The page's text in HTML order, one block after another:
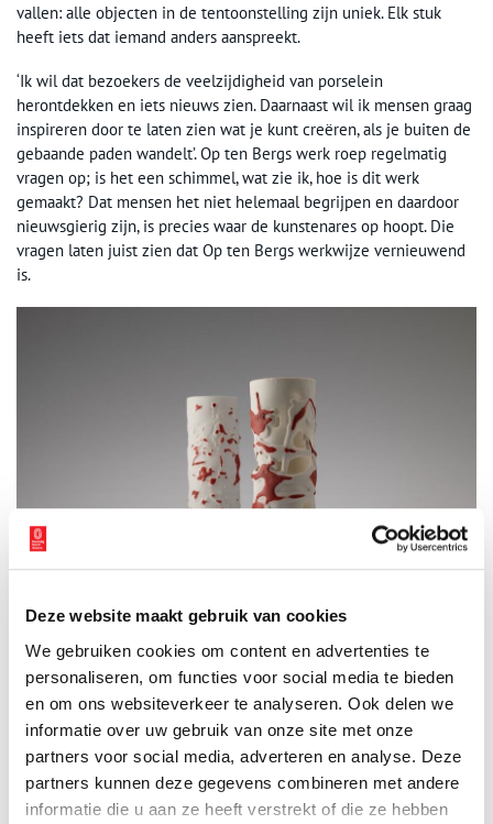
Deze website maakt gebruik van cookies
We gebruiken cookies om content en advertenties te
personaliseren, om functies voor social media te bieden
en om ons websiteverkeer te analyseren. Ook delen we
informatie over uw gebruik van onze site met onze
partners voor social media, adverteren en analyse. Deze
partners kunnen deze gegevens combineren met andere
informatie die u aan ze heeft verstrekt of die ze hebben
vallen: alle objecten in de tentoonstelling zijn uniek. Elk stuk
heeft iets dat iemand anders aanspreekt.
‘Ik wil dat bezoekers de veelzijdigheid van porselein
herontdekken en iets nieuws zien. Daarnaast wil ik mensen graag
inspireren door te laten zien wat je kunt creëren, als je buiten de
gebaande paden wandelt’. Op ten Bergs werk roep regelmatig
vragen op; is het een schimmel, wat zie ik, hoe is dit werk
gemaakt? Dat mensen het niet helemaal begrijpen en daardoor
nieuwsgierig zijn, is precies waar de kunstenares op hoopt. Die
vragen laten juist zien dat Op ten Bergs werkwijze vernieuwend
is.
EverGlazeis de eerste museale solo-expositie van Roos op ten
Berg. Er worden diverse toepassingen van haar werk getoond,
waaronder functionele gebruiksvoorwerpen, zoals lichtobjecten.
De expositie is te zien van zondag 27 oktober tot en met zondag